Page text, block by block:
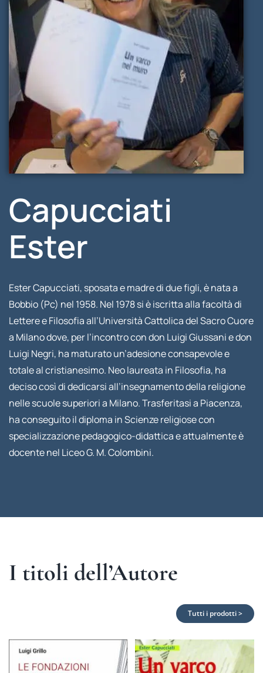
Capucciati
Ester
Ester Capucciati, sposata e madre di due figli, è nata a
Bobbio (Pc) nel 1958. Nel 1978 si è iscritta alla facoltà di
Lettere e Filosofia all’Università Cattolica del Sacro Cuore
a Milano dove, per l’incontro con don Luigi Giussani e don
Luigi Negri, ha maturato un’adesione consapevole e
totale al cristianesimo. Neo laureata in Filosofia, ha
deciso così di dedicarsi all’insegnamento della religione
nelle scuole superiori a Milano. Trasferitasi a Piacenza,
ha conseguito il diploma in Scienze religiose con
specializzazione pedagogico-didattica e attualmente è
docente nel Liceo G. M. Colombini.
I titoli dell’Autore
Tutti i prodotti >